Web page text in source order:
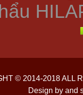
© 2014-2018 ALL
Design by and